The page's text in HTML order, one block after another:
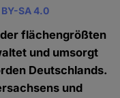
BY-SA 4.0
flächengrößten
und umsorgt
Deutschlands.
und